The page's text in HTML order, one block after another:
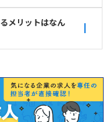
メリットはなん